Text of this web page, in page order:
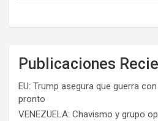
Publicaciones
EU: Trump asegura que guerra
pronto
VENEZUELA: Chavismo y grupo